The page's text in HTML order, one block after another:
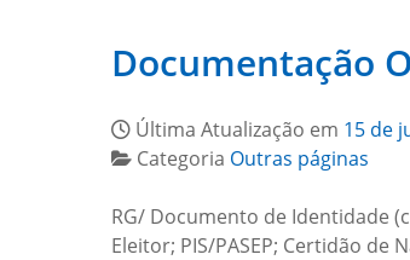
Documentação
Última Atualização em 15 de
Categoria Outras páginas
RG/ Documento de Identidade
Eleitor; PIS/PASEP; Certidão